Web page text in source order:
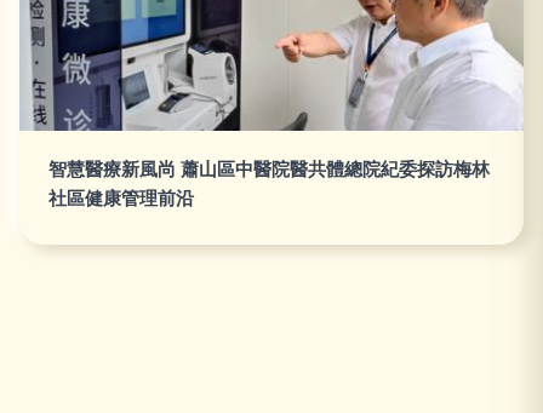
智慧醫療新風尚 蕭山區中醫院醫共體總院紀委探訪梅林
社區健康管理前沿